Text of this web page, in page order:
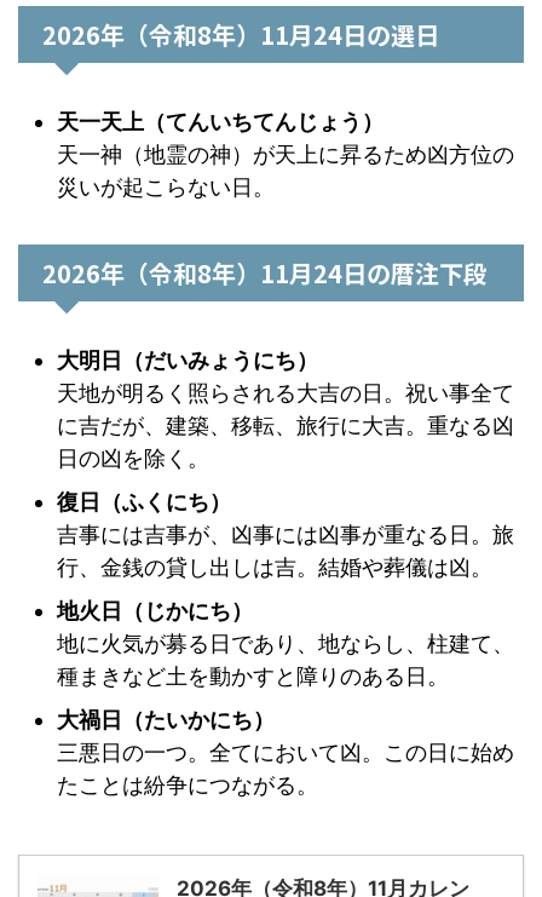
2026年（令和8年）11月24日の選日
天一天上（てんいちてんじょう）
天一神（地霊の神）が天上に昇るため凶方位の
災いが起こらない日。
2026年（令和8年）11月24日の暦注下段
大明日（だいみょうにち）
天地が明るく照らされる大吉の日。祝い事全て
に吉だが、建築、移転、旅行に大吉。重なる凶
日の凶を除く。
復日（ふくにち）
吉事には吉事が、凶事には凶事が重なる日。旅
行、金銭の貸し出しは吉。結婚や葬儀は凶。
地火日（じかにち）
地に火気が募る日であり、地ならし、柱建て、
種まきなど土を動かすと障りのある日。
大禍日（たいかにち）
三悪日の一つ。全てにおいて凶。この日に始め
たことは紛争につながる。
2026年（令和8年）11月カレン